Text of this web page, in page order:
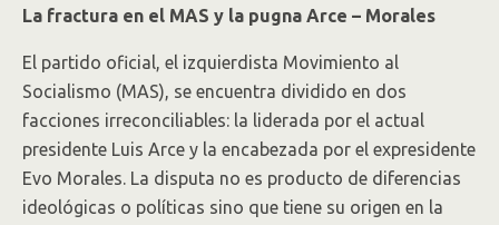
La fractura en el MAS y la pugna Arce – Morales
El partido oficial, el izquierdista Movimiento al
Socialismo (MAS), se encuentra dividido en dos
facciones irreconciliables: la liderada por el actual
presidente Luis Arce y la encabezada por el expresidente
Evo Morales. La disputa no es producto de diferencias
ideológicas o políticas sino que tiene su origen en la